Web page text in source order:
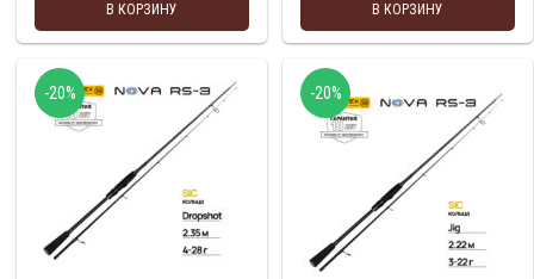
В КОРЗИНУ В КОРЗИНУ
-20% -20%